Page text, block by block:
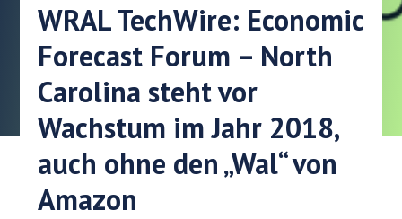
WRAL TechWire: Economic
Forecast Forum – North
Carolina steht vor
Wachstum im Jahr 2018,
auch ohne den „Wal“ von
Amazon